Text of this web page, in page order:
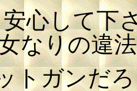
心して下
なりの違
トガンだ